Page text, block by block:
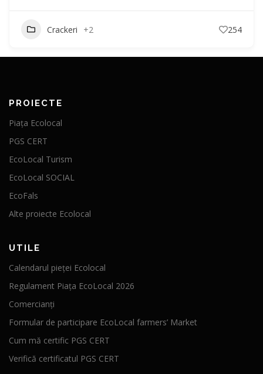
Crackeri +2 254
PROIECTE
Piața Ecolocal
PGS CERT
EcoLocal Turism
EcoLocal SOCIAL
EcoFals
Alte proiecte Ecolocal
UTILE
Calendarul pieței Ecolocal
Regulament Piața EcoLocal 2026
Comercianți
Formular de participare EcoLocal farmers’ Market
Cum mă certific PGS CERT
Verifică certificatul PGS CERT